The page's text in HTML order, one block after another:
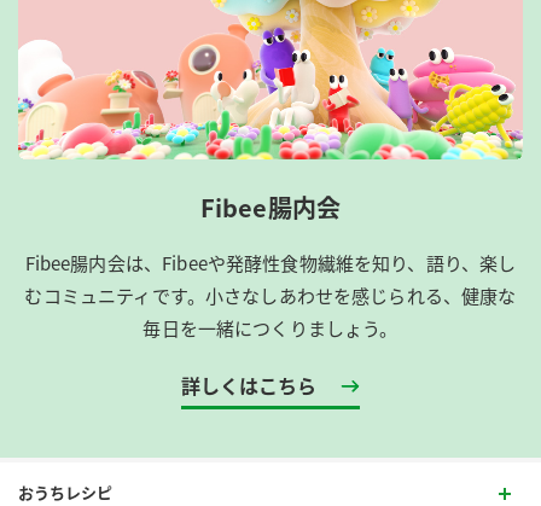
Fibee腸内会
Fibee腸内会は、​Fibeeや発酵性食物繊維を知り、語り、楽し
むコミュニティです。​小さなしあわせを感じられる、健康な
毎日を一緒につくりましょう。
詳しくはこちら
おうちレシピ